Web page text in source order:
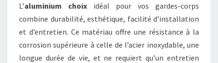
L’aluminium choix idéal pour vos gardes-corps
combine durabilité, esthétique, facilité d’installation
et d’entretien. Ce matériau offre une résistance à la
corrosion supérieure à celle de l’acier inoxydable, une
longue durée de vie, et ne requiert qu’un entretien